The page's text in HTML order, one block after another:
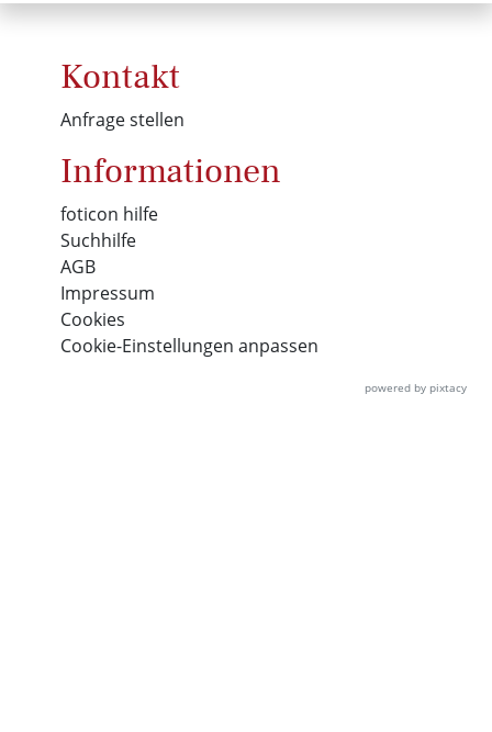
Kontakt
Anfrage stellen
Informationen
foticon hilfe
Suchhilfe
AGB
Impressum
Cookies
Cookie-Einstellungen anpassen
powered by pixtacy